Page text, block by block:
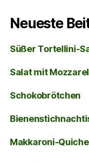
Neueste
Süßer Tortellini-
Salat mit
Schokobrötchen
Makkaroni-Quiche